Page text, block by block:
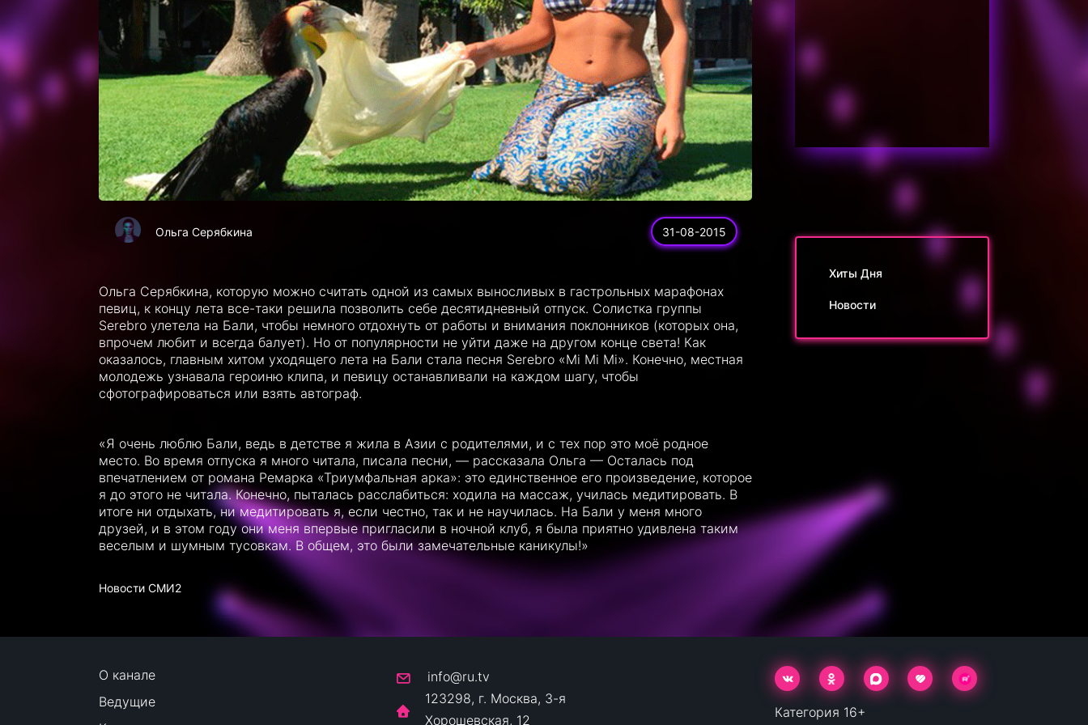
Ольга Серябкина 31-08-2015
Ольга Серябкина, которую можно считать одной из самых выносливых в гастрольных марафонах
певиц, к концу лета все-таки решила позволить себе десятидневный отпуск. Солистка группы
Serebro улетела на Бали, чтобы немного отдохнуть от работы и внимания поклонников (которых она,
впрочем любит и всегда балует). Но от популярности не уйти даже на другом конце света! Как
оказалось, главным хитом уходящего лета на Бали стала песня Serebro «Mi Mi Mi». Конечно, местная
молодежь узнавала героиню клипа, и певицу останавливали на каждом шагу, чтобы
сфотографироваться или взять автограф.
«Я очень люблю Бали, ведь в детстве я жила в Азии с родителями, и с тех пор это моё родное
место. Во время отпуска я много читала, писала песни, — рассказала Ольга — Осталась под
впечатлением от романа Ремарка «Триумфальная арка»: это единственное его произведение, которое
я до этого не читала. Конечно, пыталась расслабиться: ходила на массаж, училась медитировать. В
итоге ни отдыхать, ни медитировать я, если честно, так и не научилась. На Бали у меня много
друзей, и в этом году они меня впервые пригласили в ночной клуб, я была приятно удивлена таким
веселым и шумным тусовкам. В общем, это были замечательные каникулы!»
Новости СМИ2
Хиты Дня
Новости
О канале
Ведущие
info@ru.tv
123298, г. Москва, 3-я
Хорошевская, 12
Категория 16+